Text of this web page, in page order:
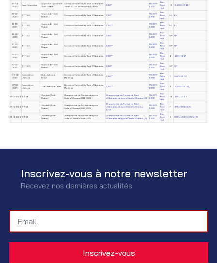
20-04-
2025
Ass. Hippoclub
Hippoclub - Chorfech
(Sidi-Thabet)
Concours National de Saut d'Obstacles
"HIPPOCLUB SPRING MASTERS"
CSO*
TN-2011-
52212
Ben
Amor
Hedi
16 54.00/67.82
23-03-
2025
F.T.S.E
Hippo club–Sidi
Thabet
Concours National de Saut D'Obstacles CSO*
TN-2011-
52212
Ben
Amor
Hedi
EL EL
22-03-
2025
F.T.S.E
Hippo club–Sidi
Thabet
Concours National de Saut D'Obstacles CSO**
TN-2011-
52212
Ben
Amor
Hedi
EL EL
22-03-
2025
F.T.S.E
Hippo club–Sidi
Thabet
Concours National de Saut D'Obstacles CSO*
TN-2011-
52212
Ben
Amor
Hedi
NP NP
21-03-
2025
F.T.S.E
Hippo club–Sidi
Thabet
Concours National de Saut D'Obstacles CSO**
TN-2011-
52212
Ben
Amor
Hedi
NP NP
20-03-
2025
F.T.S.E
Hippo club–Sidi
Thabet
Concours National de Saut D'Obstacles CSO**
TN-2011-
52212
Ben
Amor
Hedi
8 4.00/62.47
20-03-
2025
F.T.S.E
Hippo club–Sidi
Thabet
Concours National de Saut D'Obstacles CSO*
TN-2011-
52212
Ben
Amor
Hedi
NP NP
09-02-
2025
Association
Jafoura
Club Jaafoura -
SFAX
Concours National de Saut d'Obstacles
(Ranking)
CSO**
TN-2011-
52212
Ben
Amor
Hedi
1 0.00/49.01
07-02-
2025
Association
Jafoura
Club Jaafoura - Sfax
Concours National de Saut d'Obstacles
(Ranking)
CSO**
TN-2011-
52212
Ben
Amor
Hedi
6 60.00/53.86
28-12-2024 FTSE
Chorfech (Sidi-
Thabet)
Championnat de Tunisie catégorie
Cadets/Chevaux 2023-2024
Championnat de Tunisie de Saut
d'Obstacles catégorie Cadets/Chevaux (J1)
TN-2011-
52212
Ben
Amor
Hedi
16 4.00/57.51
28-12-2024 FTSE
Chorfech (Sidi-
Thabet)
Championnat de Tunisie catégorie
Cadets/Chevaux 2023-2024
Championnat de Tunisie de Saut
d'Obstacles catégorie Cadets/Chevaux
Final
TN-2011-
52212
Ben
Amor
Hedi
7 4.00/41.72/8.00
28-12-2024 FTSE
Chorfech (Sidi-
Thabet)
Championnat de Tunisie catégorie
Cadets/Chevaux 2023-2024
Championnat de Tunisie de Saut
d'Obstacles catégorie Cadets/Chevaux (J2)
TN-2011-
52212
Ben
Amor
Hedi
5 0.00/50.21/4.00/41.72
Inscrivez-vous à notre newsletter
Recevez nos dernières actualités